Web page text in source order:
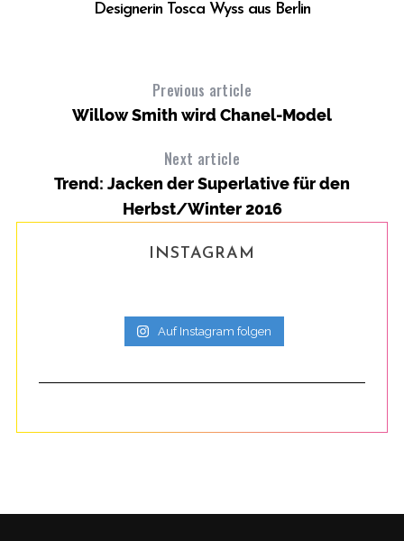
Designerin Tosca Wyss aus Berlin
Previous article
Willow Smith wird Chanel-Model
Next article
Trend: Jacken der Superlative für den
Herbst/Winter 2016
INSTAGRAM
Auf Instagram folgen